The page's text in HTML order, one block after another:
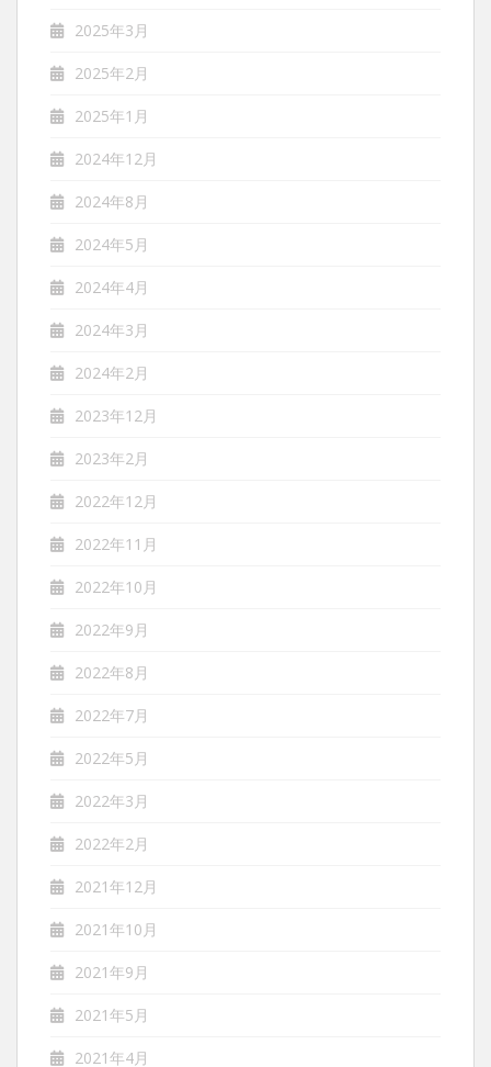
2025年3月
2025年2月
2025年1月
2024年12月
2024年8月
2024年5月
2024年4月
2024年3月
2024年2月
2023年12月
2023年2月
2022年12月
2022年11月
2022年10月
2022年9月
2022年8月
2022年7月
2022年5月
2022年3月
2022年2月
2021年12月
2021年10月
2021年9月
2021年5月
2021年4月